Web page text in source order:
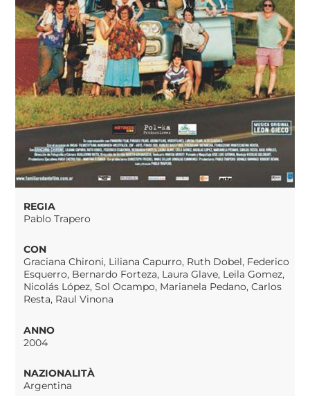
REGIA
Pablo Trapero
CON
Graciana Chironi, Liliana Capurro, Ruth Dobel, Federico
Esquerro, Bernardo Forteza, Laura Glave, Leila Gomez,
Nicolás López, Sol Ocampo, Marianela Pedano, Carlos
Resta, Raul Vinona
ANNO
2004
NAZIONALITÀ
Argentina